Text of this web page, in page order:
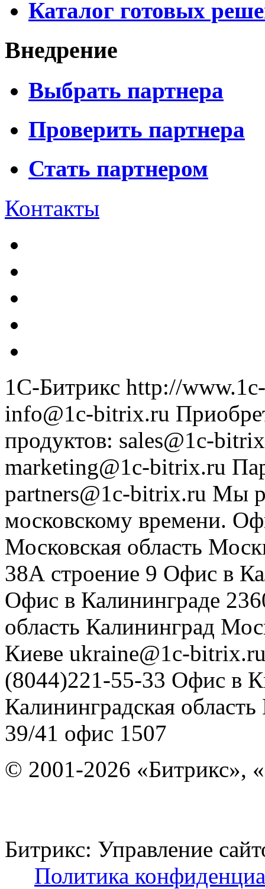
Каталог готовых
Внедрение
Выбрать партнера
Проверить партнера
Стать партнером
Контакты
1С-Битрикс http://
info@1c-bitrix.ru
продуктов: sales@1c-
marketing@1c-bitrix.ru
partners@1c-bitrix.ru Мы
московскому времени.
Московская область
38А строение 9 Офис в
Офис в Калининграде
область Калининград
Киеве ukraine@1c-
(8044)221-55-33 Офис в
Калининградская область
39/41 офис 1507
© 2001-2026 «Битрикс»,
Битрикс: Управление
Политика